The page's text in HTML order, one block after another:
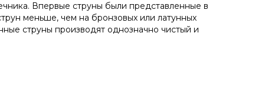
Впервые струны были представленные в
меньше, чем на бронзовых или латунных
струны производят однозначно чистый и